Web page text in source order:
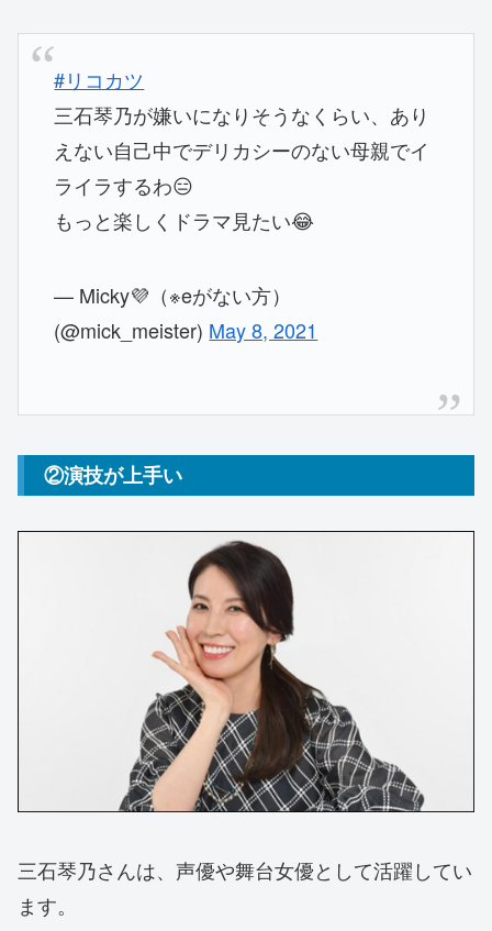
#リコカツ
三石琴乃が嫌いになりそうなくらい、あり
えない自己中でデリカシーのない母親でイ
ライラするわ😑
もっと楽しくドラマ見たい😂
— Micky💜（※eがない方）
(@mick_meister) May 8, 2021
②演技が上手い
三石琴乃さんは、声優や舞台女優として活躍してい
ます。